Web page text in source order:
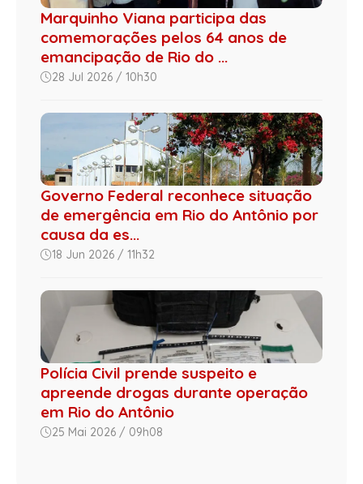
Marquinho Viana participa das
comemorações pelos 64 anos de
emancipação de Rio do ...
28 Jul 2026 / 10h30
Governo Federal reconhece situação
de emergência em Rio do Antônio por
causa da es...
18 Jun 2026 / 11h32
Polícia Civil prende suspeito e
apreende drogas durante operação
em Rio do Antônio
25 Mai 2026 / 09h08